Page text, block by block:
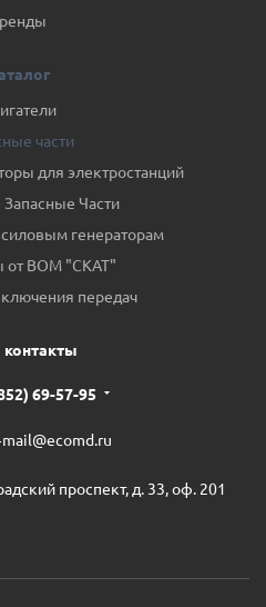
части
для электростанций
Части
генераторам
от ВОМ "СКАТ"
передач
69-57-95
проспект, д. 33, оф. 201